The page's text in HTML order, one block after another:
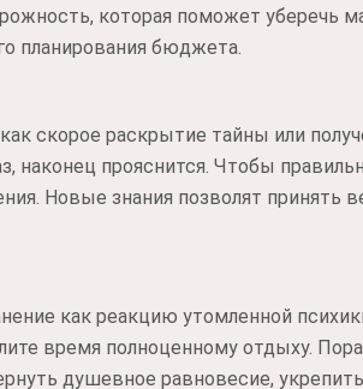
которая поможет уберечь
планирования бюджета.
скорое раскрытие тайны или
наконец прояснится. Чтобы
Новые знания позволят принять
как реакцию утомленной
время полноценному отдыху.
душевное равновесие,